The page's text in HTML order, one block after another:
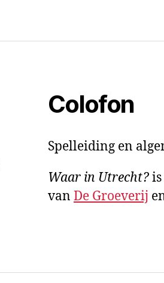
Colofon
Spelleiding en
Waar in Utrecht?
van De Groeverij